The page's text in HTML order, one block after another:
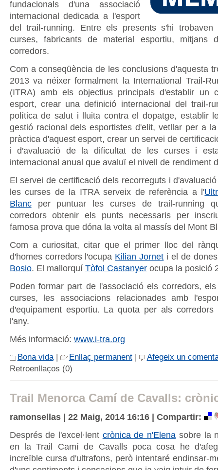
fundacionals d'una associació
internacional dedicada a l'esport
del trail-running. Entre els presents s'hi trobaven
curses, fabricants de material esportiu, mitjans
corredors.
Com a conseqüència de les conclusions d'aquesta
2013 va néixer formalment la International Trail-
(ITRA) amb els objectius principals d'establir un
esport, crear una definició internacional del trail-
política de salut i lluita contra el dopatge, establir
gestió racional dels esportistes d'elit, vetllar per a
pràctica d'aquest esport, crear un servei de
i d'avaluació de la dificultat de les curses i
internacional anual que avaluï el nivell de rendiment
El servei de certificació dels recorreguts i
les curses de la ITRA serveix de referència a l'
Blancper puntuar les curses de trail-running
corredors obtenir els punts necessaris per
famosa prova que dóna la volta al massís del Mont
Com a curiositat, citar que el primer lloc del
d'homes corredors l'ocupa Kilian Jornet i el de
Bosio. El mallorquí Tòfol Castanyerocupa la posició
Poden formar part de l'associació els corredors,
curses, les associacions relacionades amb
d'equipament esportiu. La quota per als
l'any.
Més informació: www.i-tra.org
Bona vida| Enllaç permanent|
Afegeix un
Retroenllaços (0)
Trail Menorca Camí de Cavalls:
ramonsellas | 22 Maig, 2014 16:16 | Compartir:
Després de l'excel·lent crònica de n'Elena sobre la
en la Trail Camí de Cavalls poca cosa he
increïble cursa d'ultrafons, però intentaré endinsar-